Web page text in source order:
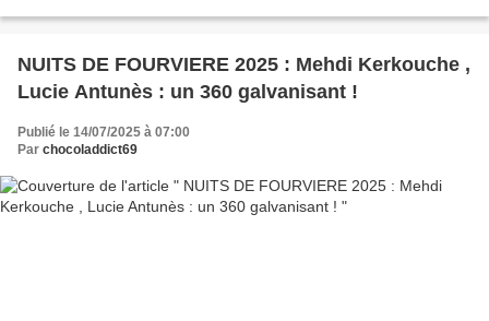
NUITS DE FOURVIERE 2025 : Mehdi Kerkouche ,
Lucie Antunès : un 360 galvanisant !
Publié le 14/07/2025 à 07:00
Par chocoladdict69